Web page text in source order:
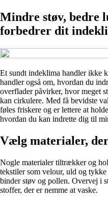
Mindre støv, bedre
forbedrer dit
Et sundt indeklima handler ikke
handler også om, hvordan du
overflader påvirker, hvor meget
kan cirkulere. Med få bevidste
føles friskere og er lettere at
hvordan du kan indrette dig til
Vælg materialer,
Nogle materialer tiltrækker og
tekstiler som velour, uld og
binder støv og pollen. Overvej i
stoffer, der er nemme at vaske.